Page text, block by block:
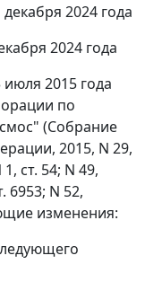
2024 года
2024 года
2015 года
по
(Собрание
2015, N 29,
ст. 54; N 49,
6953; N 52,
изменения: